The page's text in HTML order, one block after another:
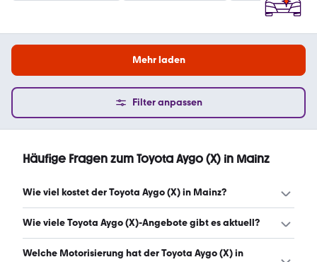
Mehr laden
Filter anpassen
Häufige Fragen zum Toyota Aygo (X) in Mainz
Wie viel kostet der Toyota Aygo (X) in Mainz?
Ein guter Preis für einen Toyota Aygo (X) in Mainz liegt
Wie viele Toyota Aygo (X)-Angebote gibt es aktuell?
Es gibt insgesamt 39 Toyota Aygo (X) bei mobile.de,
Welche Motorisierung hat der Toyota Aygo (X) in